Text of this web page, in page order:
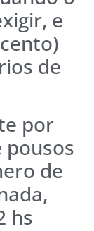
e
de
por
de
hs